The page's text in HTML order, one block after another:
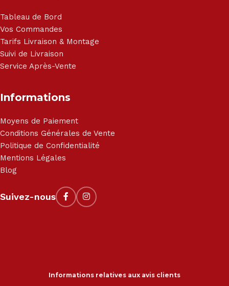
Tableau de Bord
Vos Commandes
Tarifs Livraison & Montage
Suivi de Livraison
Service Après-Vente
Informations
Moyens de Paiement
Conditions Générales de Vente
Politique de Confidentialité
Mentions Légales
Blog
Suivez-nous
Informations relatives aux avis clients